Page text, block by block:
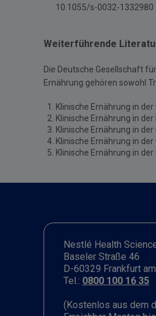
10.1055/s-0032-1332980
Weiterführende
Die Deutsche Gesellschaft
Ernährung gehören sowohl
Klinische Ernährung in
Klinische Ernährung in
Klinische Ernährung in
Klinische Ernährung in
Klinische Ernährung in
Nestlé Health
Baseler Straße 46
D-60329 Frankfurt
Tel.: 0800 100 16 35
(Kostenlos aus dem